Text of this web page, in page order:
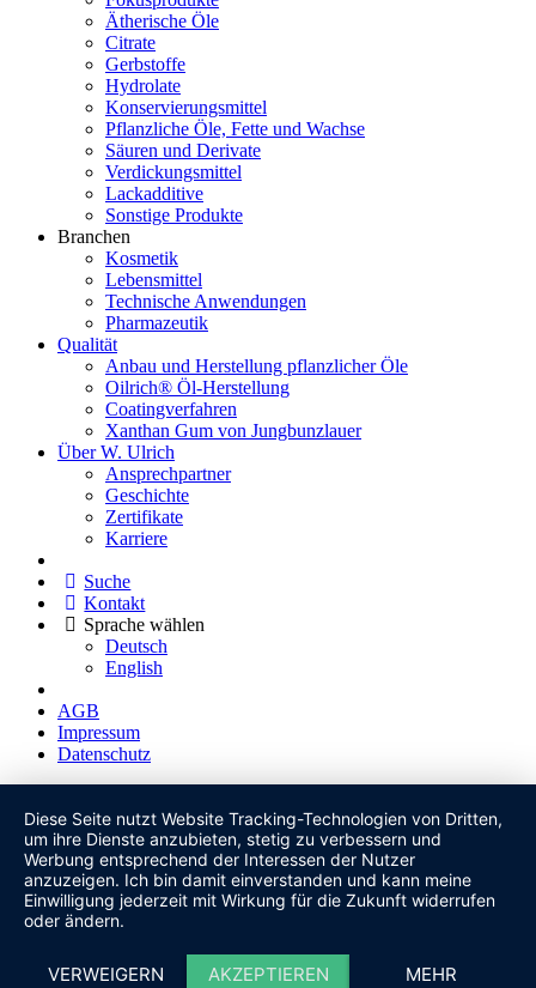
Ätherische Öle
Citrate
Gerbstoffe
Hydrolate
Konservierungsmittel
Pflanzliche Öle, Fette und Wachse
Säuren und Derivate
Verdickungsmittel
Lackadditive
Sonstige Produkte
Branchen
Kosmetik
Lebensmittel
Technische Anwendungen
Pharmazeutik
Qualität
Anbau und Herstellung pflanzlicher Öle
Oilrich® Öl-Herstellung
Coatingverfahren
Xanthan Gum von Jungbunzlauer
Über W. Ulrich
Ansprechpartner
Geschichte
Zertifikate
Karriere
Suche
Kontakt
Sprache wählen
Deutsch
English
AGB
Impressum
Datenschutz
Diese Seite nutzt Website Tracking-Technologien von Dritten,
um ihre Dienste anzubieten, stetig zu verbessern und
Werbung entsprechend der Interessen der Nutzer
anzuzeigen. Ich bin damit einverstanden und kann meine
Einwilligung jederzeit mit Wirkung für die Zukunft widerrufen
oder ändern.
VERWEIGERN AKZEPTIEREN MEHR